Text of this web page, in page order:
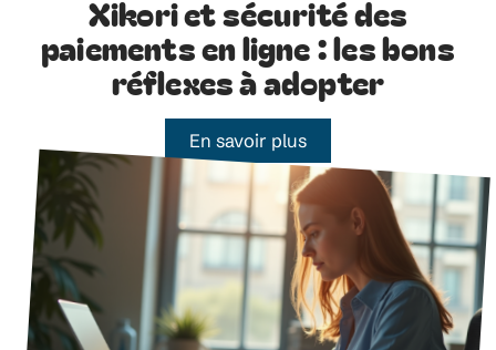
Xikori et sécurité des
paiements en ligne : les bons
réflexes à adopter
En savoir plus